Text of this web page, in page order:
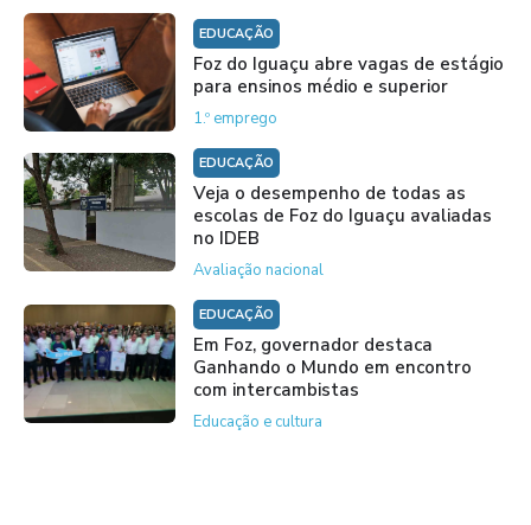
EDUCAÇÃO
Foz do Iguaçu abre vagas de estágio
para ensinos médio e superior
1.º emprego
EDUCAÇÃO
Veja o desempenho de todas as
escolas de Foz do Iguaçu avaliadas
no IDEB
Avaliação nacional
EDUCAÇÃO
Em Foz, governador destaca
Ganhando o Mundo em encontro
com intercambistas
Educação e cultura